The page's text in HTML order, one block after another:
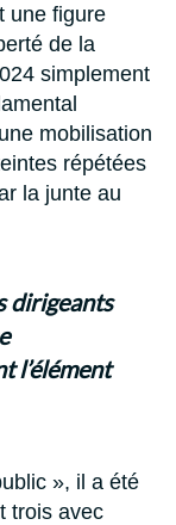
une figure
de la
simplement
mobilisation
répétées
la junte au
dirigeants
l’élément
», il a été
trois avec